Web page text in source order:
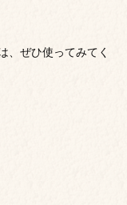
、ぜひ使ってみてく